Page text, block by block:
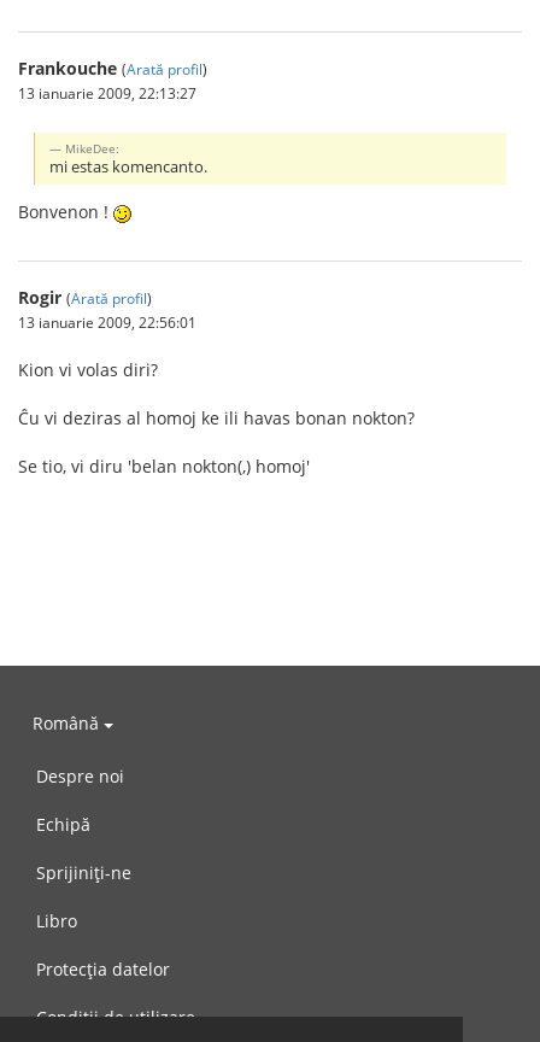
Frankouche (Arată profil)
13 ianuarie 2009, 22:13:27
MikeDee:
mi estas komencanto.
Bonvenon !
Rogir (Arată profil)
13 ianuarie 2009, 22:56:01
Kion vi volas diri?
Ĉu vi deziras al homoj ke ili havas bonan nokton?
Se tio, vi diru 'belan nokton(,) homoj'
Română
Despre noi
Echipă
Sprijiniți-ne
Libro
Protecția datelor
Condiții de utilizare